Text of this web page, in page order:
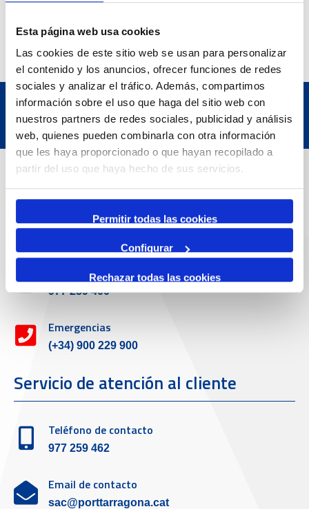
Esta página web usa cookies
Las cookies de este sitio web se usan para personalizar
el contenido y los anuncios, ofrecer funciones de redes
sociales y analizar el tráfico. Además, compartimos
información sobre el uso que haga del sitio web con
nuestros partners de redes sociales, publicidad y análisis
web, quienes pueden combinarla con otra información
que les haya proporcionado o que hayan recopilado a
partir del uso que haya hecho de sus servicios.
Permitir todas las cookies
Configurar
Rechazar todas las cookies
Datos de contacto
Teléfono de contacto
977 259 400
Emergencias
(+34) 900 229 900
Servicio de atención al cliente
Teléfono de contacto
977 259 462
Email de contacto
sac@porttarragona.cat